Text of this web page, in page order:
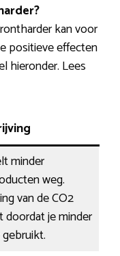
kan voor
positieve effecten
hieronder. Lees
minder
weg.
van de CO2
je minder